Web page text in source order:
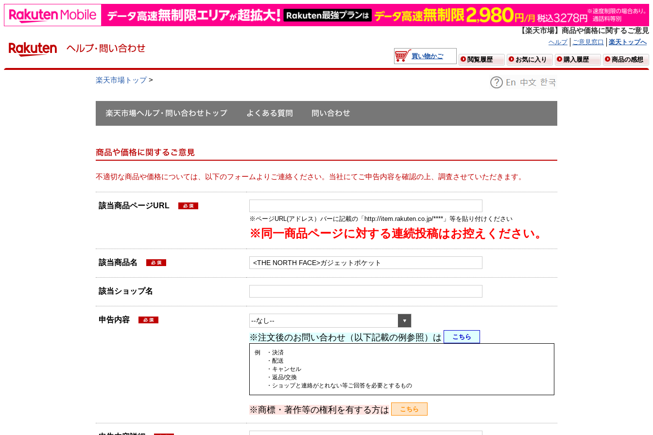
【楽天市場】商品や価格に関するご意見
ヘルプ ご意見窓口
楽天トップへ
買い物かご
閲覧履歴 お気に入り 購入履歴 商品の感想
楽天市場トップ>
不適切な商品や価格については、以下のフォームよりご連絡ください。当社にてご申告内容を確認の上、調査させていただきます。
該当商品ページURL
※ページURL(アドレス）バーに記載の「http://item.rakuten.co.jp/****」等を貼り付けください
※同一商品ページに対する連続投稿はお控えください。
該当商品名
該当ショップ名
申告内容
※注文後のお問い合わせ（以下記載の例参照）は こちら
例 ・決済
・配送
・キャンセル
・返品/交換
・ショップと連絡がとれない等ご回答を必要とするもの
※商標・著作等の権利を有する方は こちら